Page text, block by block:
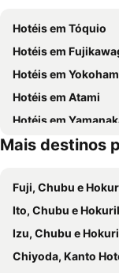
Lake Okutama
Fujimikogen Ski
Hotéis em Tóquio
Hotéis em
Hotéis em
Hotéis em Atami
Hotéis em
Mais destinos
Fuji, Chubu e
Ito, Chubu e
Izu, Chubu e
Chiyoda, Kanto